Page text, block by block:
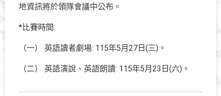
地資訊將於領隊會議中公布。
*比賽時間:
（一） 英語讀者劇場: 115年5月27日(三)。
（二） 英語演說、英語朗讀: 115年5月23日(六)。